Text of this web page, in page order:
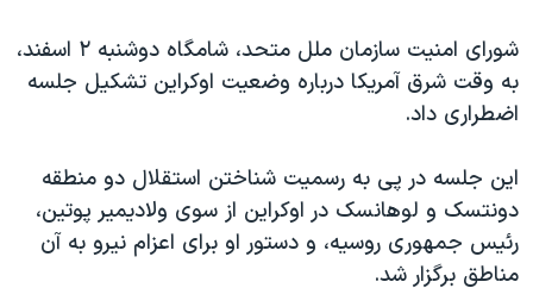
آرشیو پخش زنده
مجموعه مستندهای دادخواهی
تریبونال مردمی آبان ۹۸
چهل سال گروگان‌گیری
قانون شفافیت دارائی کادر رهبری ایران
اعتراضات مردمی آبان ۹۸
شورای امنیت سازمان ملل متحد، شامگاه دوشنبه ۲ اسفند،
به وقت شرق آمریکا درباره وضعیت اوکراین تشکیل جلسه
اضطراری داد.
این جلسه در پی به رسمیت شناختن استقلال دو منطقه
دونتسک و لوهانسک در اوکراین از سوی ولادیمیر پوتین،
رئیس جمهوری روسیه، و دستور او برای اعزام نیرو به آن
مناطق برگزار شد.